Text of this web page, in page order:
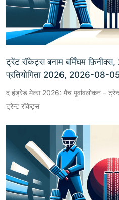
ट्रेंट रॉकेट्स बनाम बर्मिंघम
प्रतियोगिता 2026, 2026-08-
द हंड्रेड मेल्स 2026: मैच पूर्वावलोकन –
ट्रेन्ट रॉकेट्स